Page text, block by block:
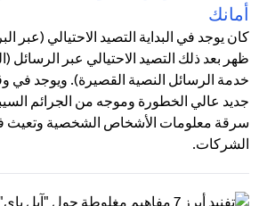
أمانك
كان يوجد في البداية التصيد الاحتيالي (عبر
ظهر بعد ذلك التصيد الاحتيالي عبر الرسائل
خدمة الرسائل النصية القصيرة). ويوجد في
جديد عالي الخطورة وموجه من الجرائم
سرقة معلومات الأشخاص الشخصية وتعيث
الشركات.